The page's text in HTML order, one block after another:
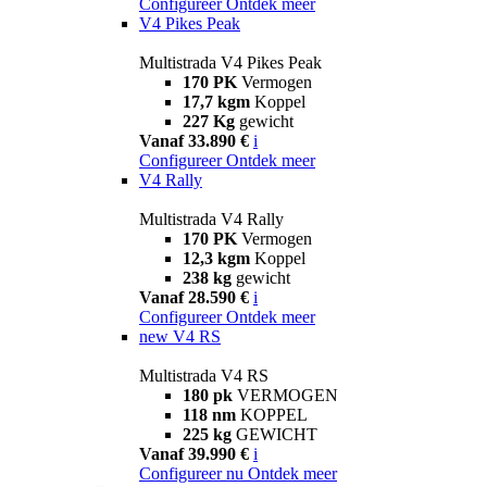
V4 Pikes Peak
Multistrada V4 Pikes Peak
170 PK Vermogen
17,7 kgm Koppel
227 Kg gewicht
Vanaf 33.890 € i
Configureer Ontdek meer
V4 Rally
Multistrada V4 Rally
170 PK Vermogen
12,3 kgm Koppel
238 kg gewicht
Vanaf 28.590 € i
Configureer Ontdek meer
new V4 RS
Multistrada V4 RS
180 pk VERMOGEN
118 nm KOPPEL
225 kg GEWICHT
Vanaf 39.990 € i
Configureer nu Ontdek meer